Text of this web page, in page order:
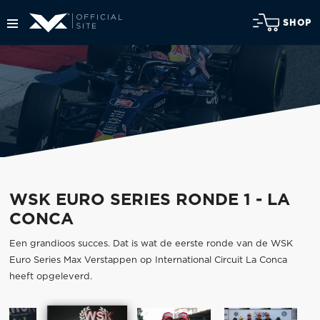
SHOP
WSK EURO SERIES RONDE 1 - LA
CONCA
Een grandioos succes. Dat is wat de eerste ronde van de WSK
Euro Series Max Verstappen op International Circuit La Conca
heeft opgeleverd.